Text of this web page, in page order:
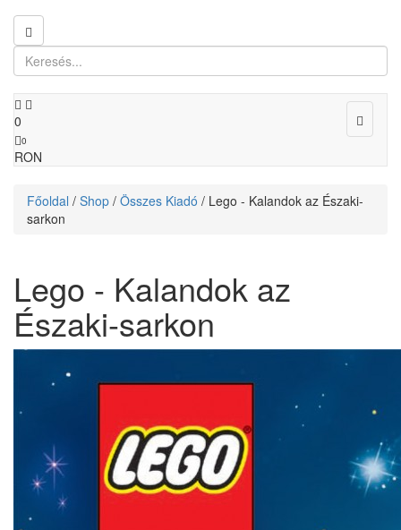
Toggle
0
0
RON
Főoldal / Shop / Összes Kiadó / Lego - Kalandok az Északi-
sarkon
Lego - Kalandok az
Északi-sarkon